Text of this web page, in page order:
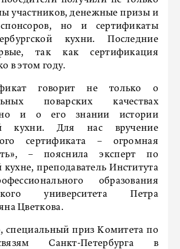
участников, денежные призы и
но и сертификаты
кухни. Последние
так как сертификация
в этом году.
говорит не только о
поварских качествах
но и о его знании истории
кухни. Для нас вручение
сертификата – огромная
– пояснила эксперт по
кухне, преподаватель Института
образования
университета Петра
Цветкова.
специальный приз Комитета по
Санкт-Петербурга в